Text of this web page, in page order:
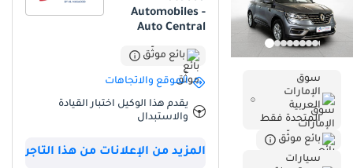
سوق
الإمارات
العربية
المتحدة فقط
بائع موثّق
سيارات
Automobiles -
Auto Central
بائع موثّق
الموقع والاتجاهات
يقدم هذا الوكيل اختبار القيادة
والاستبدال
المزيد من الإعلانات من هذا التاجر
أكبر مساحة تخزين في فئتها
تُقدّم هذه السيارة متعددة الاستخدامات موديل 2024 فرصةً مثاليةً
للمشتري الباحث عن سيارة عائلية عصرية وموثوقة، لا تزال في بداية
عمرها. ونظرًا لأنّ متوسط المسافة المقطوعة سنويًا في دول مجلس
التعاون الخليجي يتجاوز غالبًا 20,000 كيلومتر، فإنّ هذه السيارة تحافظ على